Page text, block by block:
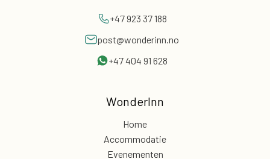
+47 923 37 188
post@wonderinn.no
+47 404 91 628
WonderInn
Home
Accommodatie
Evenementen